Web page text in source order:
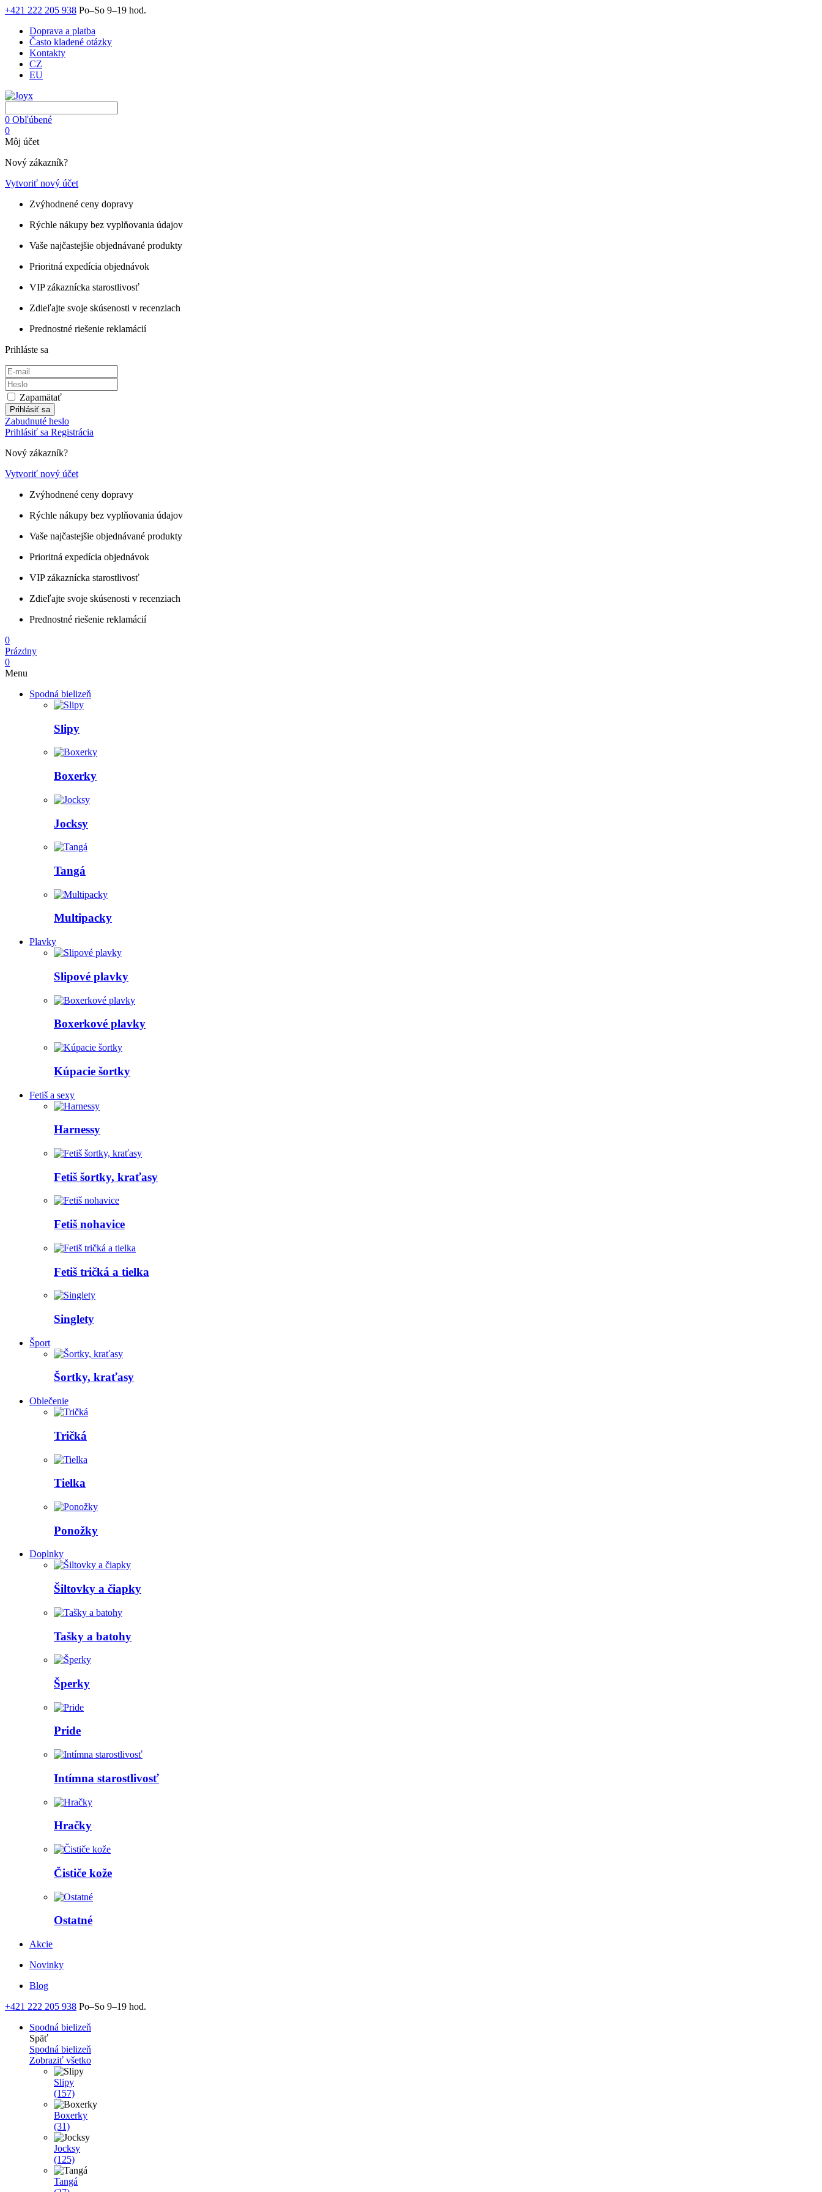
+421 222 205 938 Po–So 9–19 hod.
Doprava a platba
Často kladené otázky
Kontakty
CZ
EU
0 Obľúbené
0
Môj účet
Nový zákazník?
Vytvoriť nový účet
Zvýhodnené ceny dopravy
Rýchle nákupy bez vyplňovania údajov
Vaše najčastejšie objednávané produkty
Prioritná expedícia objednávok
VIP zákaznícka starostlivosť
Zdieľajte svoje skúsenosti v recenziach
Prednostné riešenie reklamácií
Prihláste sa
Zapamätať
Prihlásiť sa
Zabudnuté heslo
Prihlásiť sa Registrácia
Nový zákazník?
Vytvoriť nový účet
Zvýhodnené ceny dopravy
Rýchle nákupy bez vyplňovania údajov
Vaše najčastejšie objednávané produkty
Prioritná expedícia objednávok
VIP zákaznícka starostlivosť
Zdieľajte svoje skúsenosti v recenziach
Prednostné riešenie reklamácií
0
Prázdny
0
Menu
Spodná bielizeň
Slipy
Boxerky
Jocksy
Tangá
Multipacky
Plavky
Slipové plavky
Boxerkové plavky
Kúpacie šortky
Fetiš a sexy
Harnessy
Fetiš šortky, kraťasy
Fetiš nohavice
Fetiš tričká a tielka
Singlety
Šport
Šortky, kraťasy
Oblečenie
Tričká
Tielka
Ponožky
Doplnky
Šiltovky a čiapky
Tašky a batohy
Šperky
Pride
Intímna starostlivosť
Hračky
Čističe kože
Ostatné
Akcie
Novinky
Blog
+421 222 205 938 Po–So 9–19 hod.
Spodná bielizeň
Späť
Spodná bielizeň
Zobraziť všetko
Slipy
(157)
Boxerky
(31)
Jocksy
(125)
Tangá